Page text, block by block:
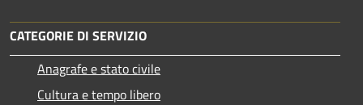
CATEGORIE DI SERVIZIO
Anagrafe e stato civile
Cultura e tempo libero